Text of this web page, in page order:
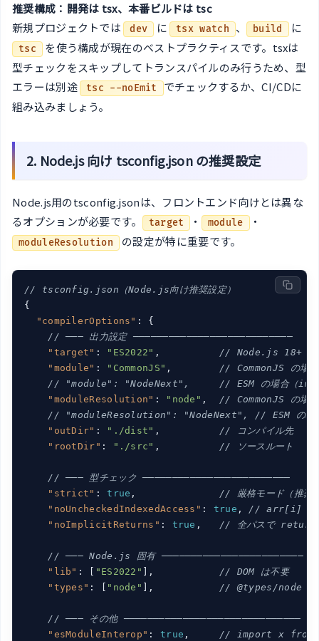
推奨構成：開発は tsx、本番ビルドは tsc
新規プロジェクトでは dev に tsx watch 、 build に
tsc
を使う構成が現在のベストプラクティスです。tsxは
型チェックをスキップしてトランスパイルのみ行うため、型
エラーは別途
tsc --noEmit
でチェックするか、CI/CDに
組み込みましょう。
2. Node.js 向け tsconfig.json の推奨設定
Node.js用のtsconfig.jsonは、フロントエンド向けとは異な
るオプションが必要です。
target ・ module ・
moduleResolution の設定が特に重要です。
// tsconfig.json（Node.js向け推奨設定）
{
"compilerOptions" : {
// ─── 出力設定 ───────────────────────────
"target" : "ES2022" , // Node.js 18+ は
"module" : "CommonJS" , // CommonJS の
// "module": "NodeNext",     // ESM の場合（
"moduleResolution" : "node" , // CommonJS の場合
// "moduleResolution": "NodeNext", // ESM の場
"outDir" : "./dist" , // コンパイル先
"rootDir" : "./src" , // ソースルート
// ─── 型チェック ─────────────────────────
"strict" : true , // 厳格モード（推奨
"noUncheckedIndexedAccess" : true , // arr[i] に
"noImplicitReturns" : true , // 全パスで return
// ─── Node.js 固有 ────────────────────────
"lib" : [ "ES2022" ], // DOM は不要
"types" : [ "node" ], // @types/node を
// ─── その他 ──────────────────────────────
"esModuleInterop" : true , // import x from